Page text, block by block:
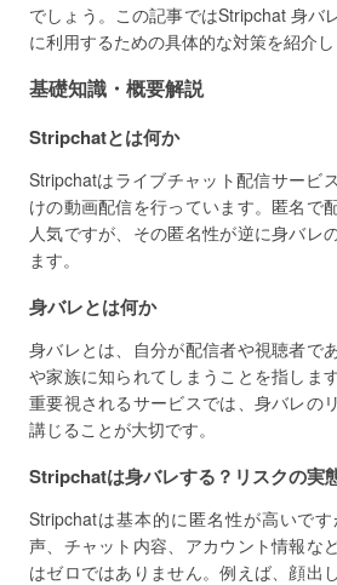
でしょう。この記事ではStripchat 身バ
に利用するための具体的な対策を紹介し
基礎知識・概要解説
Stripchatとは何か
Stripchatはライブチャット配信サービ
けの動画配信を行っています。匿名で
人気ですが、その匿名性が逆に身バレ
ます。
身バレとは何か
身バレとは、自分が配信者や視聴者で
や家族に知られてしまうことを指しま
重要視されるサービスでは、身バレの
講じることが大切です。
Stripchatは身バレする？リスクの実
Stripchatは基本的に匿名性が高いで
声、チャット内容、アカウント情報な
はゼロではありません。例えば、顔出